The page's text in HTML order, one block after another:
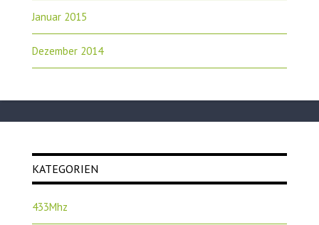
Januar 2015
Dezember 2014
KATEGORIEN
433Mhz